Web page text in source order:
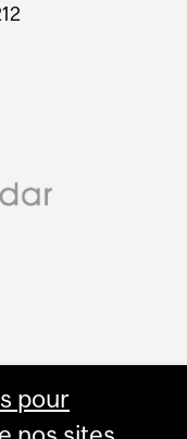
pour